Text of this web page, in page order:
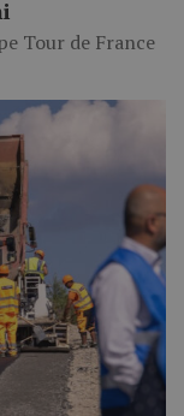
Tour de France